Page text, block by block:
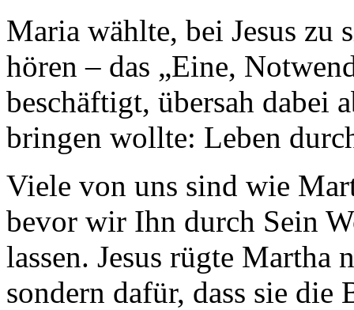
Maria wählte, bei Jesus zu
hören – das „Eine,
beschäftigt, übersah dabei
bringen wollte: Leben
Viele von uns sind wie
bevor wir Ihn durch Sein
lassen. Jesus rügte Martha
sondern dafür, dass sie